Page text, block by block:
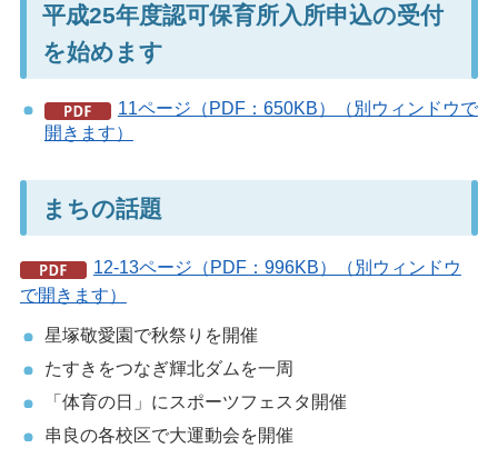
平成25年度認可保育所入所申込の受付
を始めます
11ページ（PDF：650KB）（別ウィンドウで
開きます）
まちの話題
12-13ページ（PDF：996KB）（別ウィンドウ
で開きます）
星塚敬愛園で秋祭りを開催
たすきをつなぎ輝北ダムを一周
「体育の日」にスポーツフェスタ開催
串良の各校区で大運動会を開催